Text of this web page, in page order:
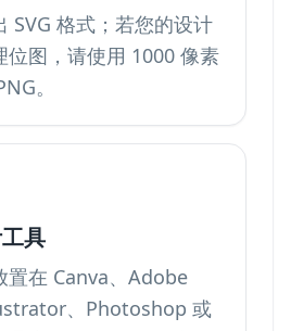
SVG 格式；若您的设计
位图，请使用 1000 像素
。
具
置在 Canva、Adobe
、Photoshop 或